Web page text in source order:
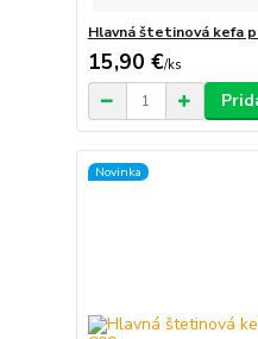
Hlavná štetinová kefa
15,90 €/ks
Novinka